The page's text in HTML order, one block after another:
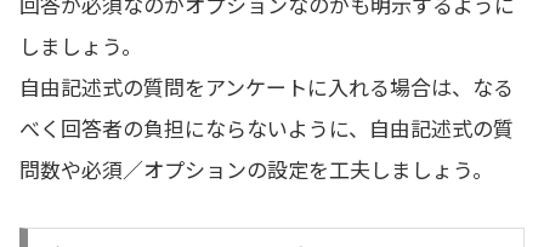
しましょう。
自由記述式の質問をアンケートに入れる場合は、なる
べく回答者の負担にならないように、自由記述式の質
問数や必須／オプションの設定を工夫しましょう。